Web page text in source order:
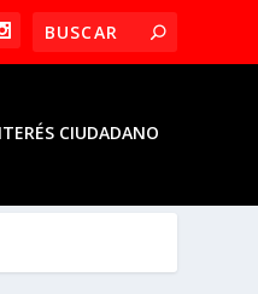
CIUDADANO